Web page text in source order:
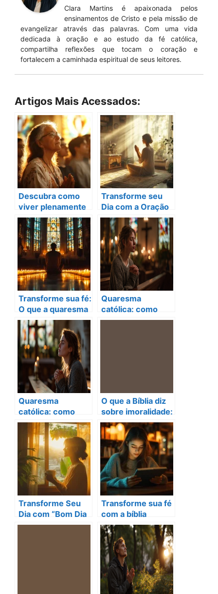
Clara Martins é apaixonada pelos
ensinamentos de Cristo e pela missão de
evangelizar através das palavras. Com uma vida
dedicada à oração e ao estudo da fé católica,
compartilha reflexões que tocam o coração e
fortalecem a caminhada espiritual de seus leitores.
Artigos Mais Acessados:
Descubra como
viver plenamente
como católico
apostólico
romano.
Transforme seu
Dia com a Oração
da Manhã Católica:
Dicas Essenciais
Transforme sua fé:
O que a quaresma
católica pode
ensinar em 2025
Quaresma
católica: como
encontrar paz em
Quaresma
católica: como
renovar sua fé e
encontrar paz
interior
O que a Bíblia diz
sobre imoralidade:
revelações
transformadoras!
Transforme Seu
Dia com “Bom Dia
Católico”: Dicas
Transforme sua fé
com a bíblia
católica online: 5
dicas poderosas